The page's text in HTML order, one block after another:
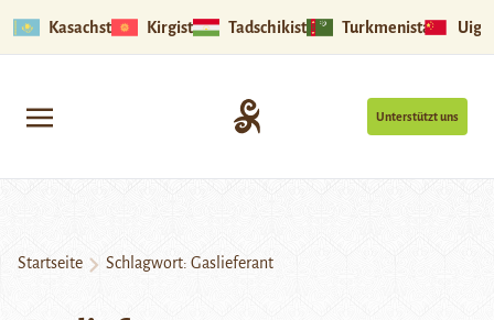
Kasachstan Kirgistan Tadschikistan Turkmenistan
Unterstützt uns
Startseite Schlagwort: Gaslieferant